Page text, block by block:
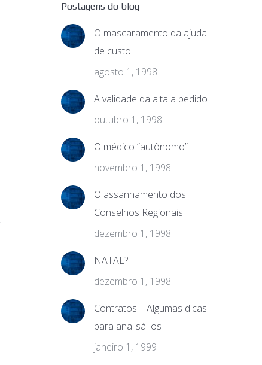
Postagens do blog
O mascaramento da ajuda
de custo
agosto 1, 1998
A validade da alta a pedido
outubro 1, 1998
O médico “autônomo”
novembro 1, 1998
O assanhamento dos
Conselhos Regionais
dezembro 1, 1998
NATAL?
dezembro 1, 1998
Contratos – Algumas dicas
para analisá-los
janeiro 1, 1999